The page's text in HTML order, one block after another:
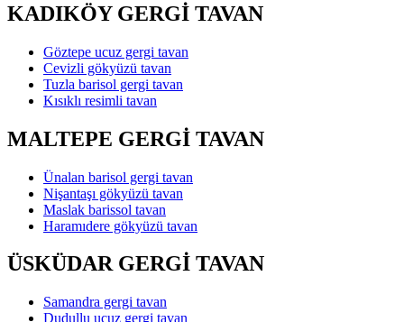
KADIKÖY GERGİ TAVAN
Göztepe ucuz gergi tavan
Cevizli gökyüzü tavan
Tuzla barisol gergi tavan
Kısıklı resimli tavan
MALTEPE GERGİ TAVAN
Ünalan barisol gergi tavan
Nişantaşı gökyüzü tavan
Maslak barissol tavan
Haramıdere gökyüzü tavan
ÜSKÜDAR GERGİ TAVAN
Samandra gergi tavan
Dudullu ucuz gergi tavan